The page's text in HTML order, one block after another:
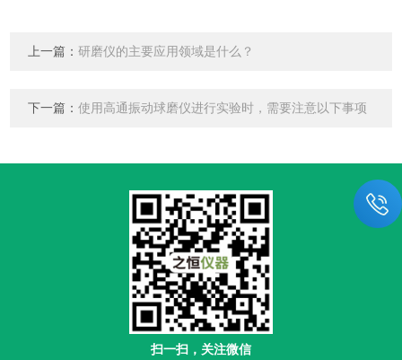
上一篇：研磨仪的主要应用领域是什么？
下一篇：使用高通振动球磨仪进行实验时，需要注意以下事项
扫一扫，关注微信